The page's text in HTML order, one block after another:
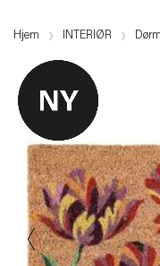
Hjem INTERIØR